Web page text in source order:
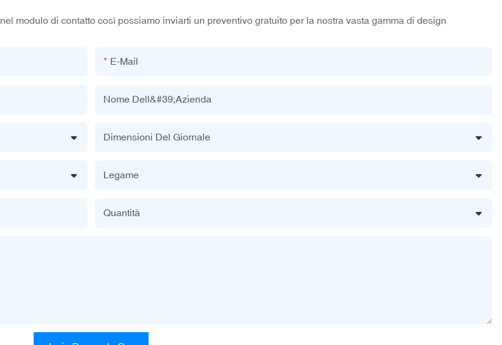
modulo di contatto così possiamo inviarti un preventivo gratuito per la nostra vasta gamma di design
E-Mail
Nome Dell&#39;azienda
Dimensioni Del Giornale
Legame
Quantità